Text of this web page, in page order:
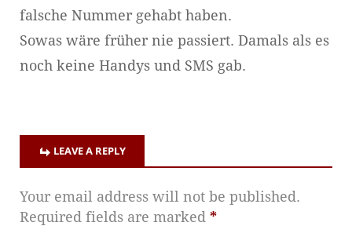
falsche Nummer gehabt haben.
Sowas wäre früher nie passiert. Damals als es
noch keine Handys und SMS gab.
LEAVE A REPLY
Your email address will not be published.
Required fields are marked *